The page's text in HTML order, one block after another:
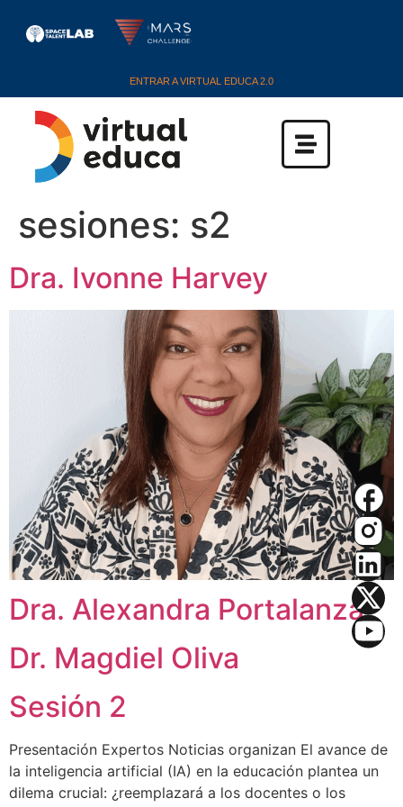
ENTRAR A VIRTUAL EDUCA 2.0
sesiones: s2
Dra. Ivonne Harvey
Dra. Alexandra Portalanza
Dr. Magdiel Oliva
Sesión 2
Presentación Expertos Noticias organizan El avance de
la inteligencia artificial (IA) en la educación plantea un
dilema crucial: ¿reemplazará a los docentes o los